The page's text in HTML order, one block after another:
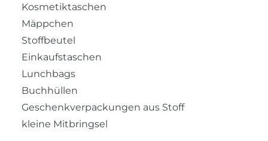
Kosmetiktaschen
Mäppchen
Stoffbeutel
Einkaufstaschen
Lunchbags
Buchhüllen
Geschenkverpackungen aus Stoff
kleine Mitbringsel